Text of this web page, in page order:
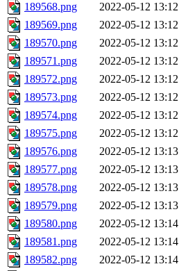
189568.png
2022-05-12 13:12
189569.png
2022-05-12 13:12
189570.png
2022-05-12 13:12
189571.png
2022-05-12 13:12
189572.png
2022-05-12 13:12
189573.png
2022-05-12 13:12
189574.png
2022-05-12 13:12
189575.png
2022-05-12 13:12
189576.png
2022-05-12 13:13
189577.png
2022-05-12 13:13
189578.png
2022-05-12 13:13
189579.png
2022-05-12 13:13
189580.png
2022-05-12 13:14
189581.png
2022-05-12 13:14
189582.png
2022-05-12 13:14